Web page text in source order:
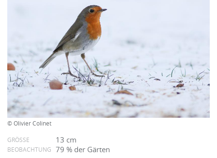
© Olivier Colinet
GRÖSSE 13 cm
BEOBACHTUNG 79 % der Gärten